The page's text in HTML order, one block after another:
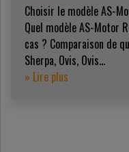
Choisir le modèle AS-
Quel modèle AS-Motor
cas ? Comparaison de
Sherpa, Ovis, Ovis...
» Lire plus